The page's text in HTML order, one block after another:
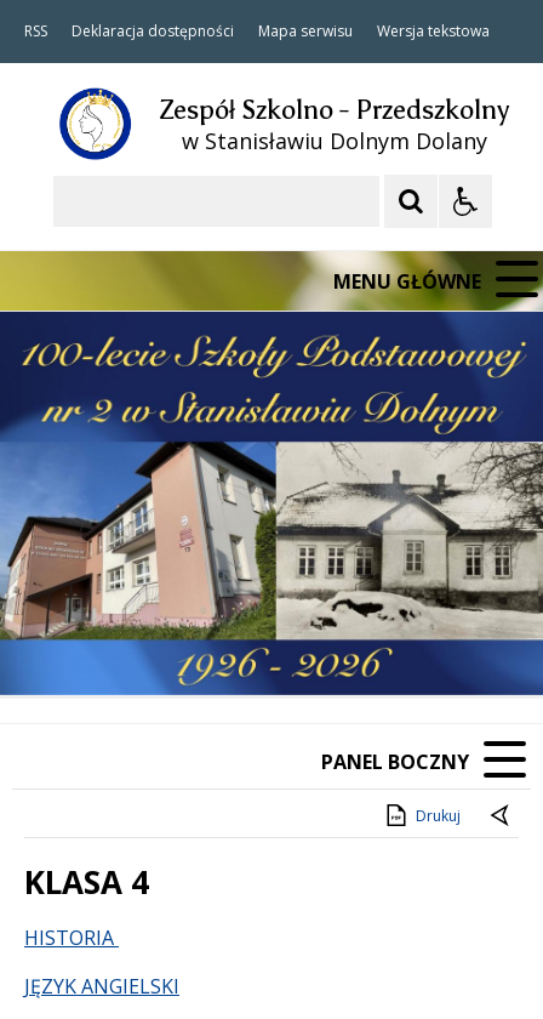
RSS Deklaracja dostępności Mapa serwisu Wersja tekstowa
Zespół Szkolno - Przedszkolny
w Stanisławiu Dolnym Dolany
MENU GŁÓWNE
PANEL BOCZNY
Drukuj
KLASA 4
Treść
HISTORIA
JĘZYK ANGIELSKI